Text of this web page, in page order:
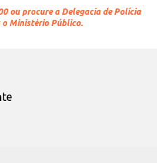
ou procure a Delegacia de Polícia
Ministério Público.